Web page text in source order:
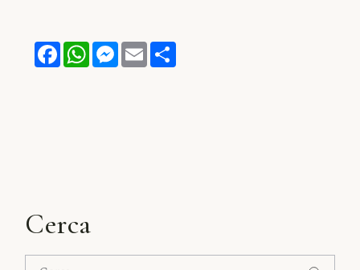
FacebookWhatsApp
Messenger
Email
Cerca